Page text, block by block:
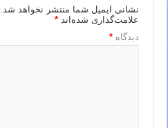
نشانی ایمیل شما منتشر نخواهد شد.
علامت‌گذاری شده‌اند*
دیدگاه*